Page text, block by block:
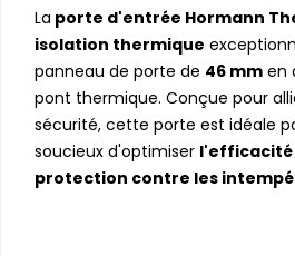
La porte d'entrée Hormann
isolation thermique
panneau de porte de 46 mm en
pont thermique. Conçue pour
sécurité, cette porte est idéale
soucieux d'optimiser l'efficacité
protection contre les